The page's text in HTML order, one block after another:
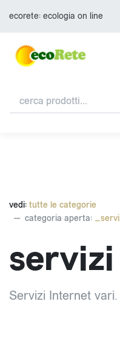
ecorete: ecologia on line
vedi: tutte le categorie
categoria aperta:
Servizi Internet vari.